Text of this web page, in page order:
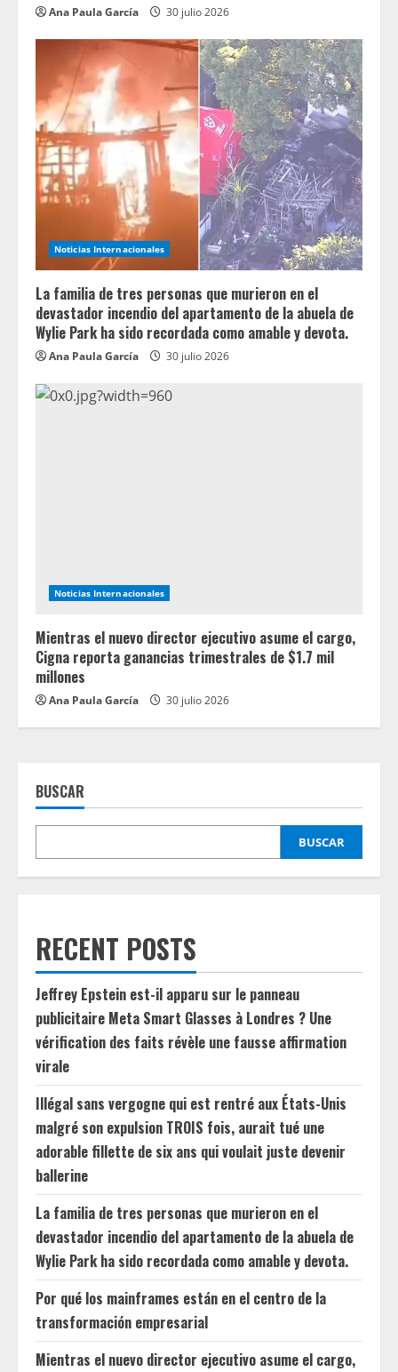
Ana Paula García 30 julio 2026
Noticias Internacionales
La familia de tres personas que murieron en el
devastador incendio del apartamento de la abuela de
Wylie Park ha sido recordada como amable y devota.
Ana Paula García 30 julio 2026
Noticias Internacionales
Mientras el nuevo director ejecutivo asume el cargo,
Cigna reporta ganancias trimestrales de $1.7 mil
millones
Ana Paula García 30 julio 2026
BUSCAR
BUSCAR
RECENT POSTS
Jeffrey Epstein est-il apparu sur le panneau
publicitaire Meta Smart Glasses à Londres ? Une
vérification des faits révèle une fausse affirmation
virale
Illégal sans vergogne qui est rentré aux États-Unis
malgré son expulsion TROIS fois, aurait tué une
adorable fillette de six ans qui voulait juste devenir
ballerine
La familia de tres personas que murieron en el
devastador incendio del apartamento de la abuela de
Wylie Park ha sido recordada como amable y devota.
Por qué los mainframes están en el centro de la
transformación empresarial
Mientras el nuevo director ejecutivo asume el cargo,